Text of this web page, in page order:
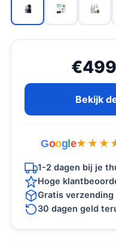
Bekijk
Goog e
1-2 dagen bij je
Hoge
Gratis
30 dagen geld